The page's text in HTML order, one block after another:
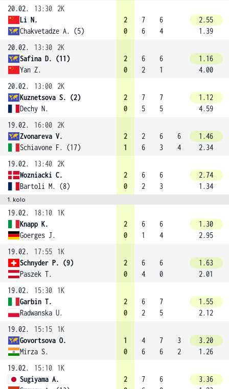
20.02.
13:30
2K
Li N.
Chakvetadze A. (5)
2
0
7
6
6
4
2.55
1.39
20.02.
13:30
2K
Safina D. (11)
Yan Z.
2
0
6
2
6
1
1.16
4.00
20.02.
13:00
2K
Kuznetsova S. (2)
Dechy N.
2
0
7
5
7
5
1.12
4.59
19.02.
16:00
2K
Zvonareva V.
Schiavone F. (17)
2
1
2
6
6
3
6
4
1.46
2.34
19.02.
13:40
2K
Wozniacki C.
Bartoli M. (8)
2
0
6
2
6
3
2.74
1.34
1. kolo
19.02. 18:10
1K
Knapp K.
Goerges J.
2
0
6
1
6
4
1.30
2.95
19.02.
17:55
1K
Schnyder P. (9)
Paszek T.
2
0
6
4
6
0
1.63
2.01
19.02.
15:30
1K
Garbin T.
Radwanska U.
2
0
6
2
7
5
1.55
2.12
19.02.
15:15
1K
Govortsova O.
Mirza S.
1
0
4
6
7
6
3
2
3.20
1.26
19.02.
15:10
1K
Sugiyama A.
2
7
6
3.36